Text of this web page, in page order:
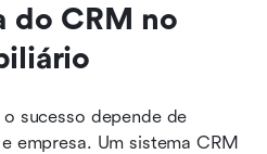
do CRM no
sucesso depende de
empresa. Um sistema CRM